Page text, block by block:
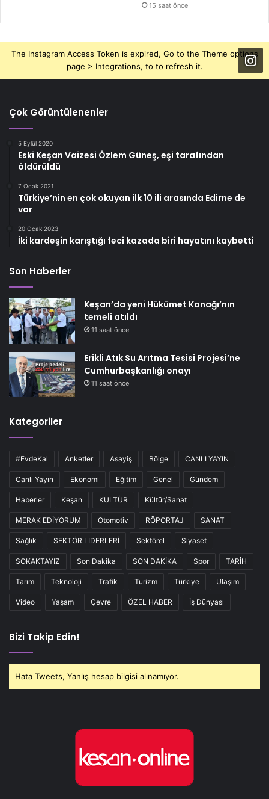
15 saat önce
The Instagram Access Token is expired, Go to the Theme options
page > Integrations, to to refresh it.
Çok Görüntülenenler
5 Eylül 2020
Eski Keşan Vaizesi Özlem Güneş, eşi tarafından
öldürüldü
7 Ocak 2021
Türkiye’nin en çok okuyan ilk 10 ili arasında Edirne de
var
20 Ocak 2023
İki kardeşin karıştığı feci kazada biri hayatını kaybetti
Son Haberler
Keşan’da yeni Hükümet Konağı’nın
temeli atıldı
11 saat önce
Erikli Atık Su Arıtma Tesisi Projesi’ne
Cumhurbaşkanlığı onayı
11 saat önce
Kategoriler
#EvdeKal Anketler Asayiş Bölge CANLI YAYIN
Canlı Yayın Ekonomi Eğitim Genel Gündem
Haberler Keşan KÜLTÜR Kültür/Sanat
MERAK EDİYORUM Otomotiv RÖPORTAJ SANAT
Sağlık SEKTÖR LİDERLERİ Sektörel Siyaset
SOKAKTAYIZ Son Dakika SON DAKİKA Spor TARİH
Tarım Teknoloji Trafik Turizm Türkiye Ulaşım
Video Yaşam Çevre ÖZEL HABER İş Dünyası
Bizi Takip Edin!
Hata Tweets, Yanlış hesap bilgisi alınamıyor.